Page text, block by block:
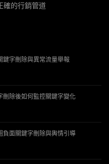
確的行銷管道
鍵字刪除與異常流量舉報
刪除後如何監控關鍵字變化
負面關鍵字刪除與輿情引導